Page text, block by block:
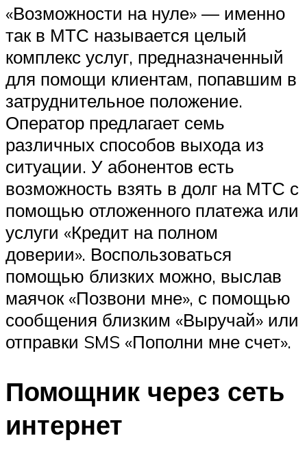
«Возможности на нуле» — именно
так в МТС называется целый
комплекс услуг, предназначенный
для помощи клиентам, попавшим в
затруднительное положение.
Оператор предлагает семь
различных способов выхода из
ситуации. У абонентов есть
возможность взять в долг на МТС с
помощью отложенного платежа или
услуги «Кредит на полном
доверии». Воспользоваться
помощью близких можно, выслав
маячок «Позвони мне», с помощью
сообщения близким «Выручай» или
отправки SMS «Пополни мне счет».
Помощник через сеть
интернет